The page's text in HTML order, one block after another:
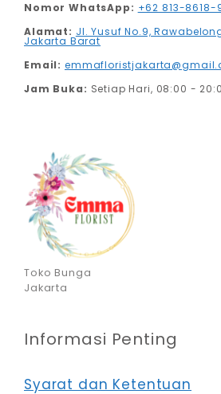
produk
Nomor WhatsApp: +62 813-8618-
Alamat: Jl. Yusuf No.9,
Jakarta Barat
Email:
Jam Buka: Setiap Hari, 08:00 -
Toko Bunga
Jakarta
Informasi Penting
Syarat dan Ketentuan